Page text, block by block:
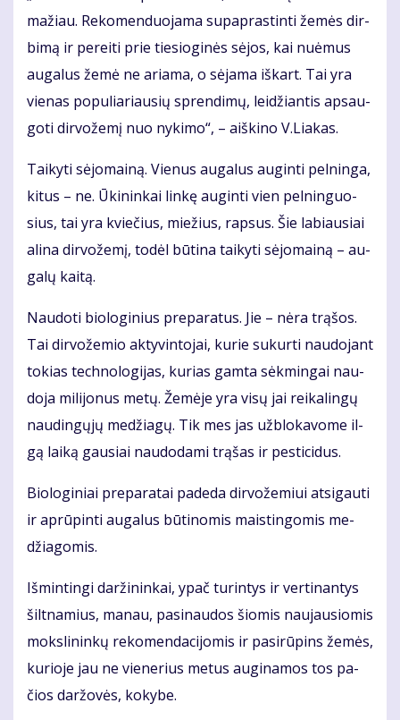
ma­žiau. Re­ko­men­duo­ja­ma su­pap­ras­tin­ti že­mės dir­
bi­mą ir per­ei­ti prie tie­sio­gi­nės sė­jos, kai nu­ė­mus
au­ga­lus že­mė ne aria­ma, o sė­ja­ma iš­kart. Tai yra
vie­nas po­pu­lia­riau­sių spren­di­mų, lei­džian­tis ap­sau­
go­ti dir­vo­že­mį nuo ny­ki­mo“, – aiš­ki­no V.Lia­kas.
Tai­ky­ti sė­jo­mai­ną. Vie­nus au­ga­lus au­gin­ti pel­nin­ga,
ki­tus – ne. Ūki­nin­kai lin­kę au­gin­ti vien pel­nin­guo­
sius, tai yra kvie­čius, mie­žius, rap­sus. Šie la­biau­siai
ali­na dir­vo­že­mį, to­dėl bū­ti­na tai­ky­ti sė­jo­mai­ną – au­
ga­lų kai­tą.
Nau­do­ti bio­lo­gi­nius pre­pa­ra­tus. Jie – nė­ra trą­šos.
Tai dir­vo­že­mio ak­ty­vin­to­jai, ku­rie su­kur­ti nau­do­jant
to­kias tech­no­lo­gi­jas, ku­rias gam­ta sėk­min­gai nau­
do­ja mi­li­jo­nus me­tų. Že­mė­je yra vi­sų jai rei­ka­lin­gų
nau­din­gų­jų me­džia­gų. Tik mes jas už­blo­ka­vo­me il­
gą lai­ką gau­siai nau­do­da­mi trą­šas ir pes­ti­ci­dus.
Bio­lo­gi­niai pre­pa­ra­tai pa­de­da dir­vo­že­miui at­si­gau­ti
ir ap­rū­pin­ti au­ga­lus bū­ti­no­mis mais­tin­go­mis me­
džia­go­mis.
Iš­min­tin­gi dar­ži­nin­kai, ypač tu­rin­tys ir ver­ti­nan­tys
šilt­na­mius, ma­nau, pa­si­nau­dos šio­mis nau­jau­sio­mis
moks­li­nin­kų re­ko­men­da­ci­jo­mis ir pa­si­rū­pins že­mės,
ku­rio­je jau ne vie­ne­rius me­tus au­gi­na­mos tos pa­
čios dar­žo­vės, ko­ky­be.